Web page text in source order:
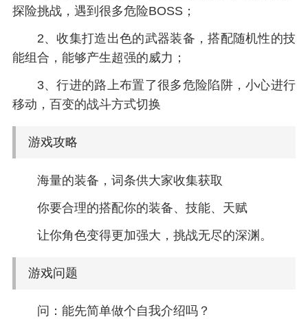
探险挑战，遇到很多危险BOSS；
2、收集打造出色的武器装备，搭配随机性的技
能组合，能够产生超强的威力；
3、行进的路上布置了很多危险陷阱，小心进行
移动，百变的战斗方式切换
游戏攻略
海量的装备，词条供大家收集获取
你要合理的搭配你的装备、技能、天赋
让你角色变得更加强大，挑战无尽的深渊。
游戏问题
问：能先简单做个自我介绍吗？